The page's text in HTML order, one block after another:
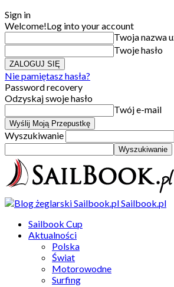
Sign in
Welcome!Log into your account
Twoja nazwa
Twoje hasło
Nie pamiętasz hasła?
Password recovery
Odzyskaj swoje hasło
Twój e-mail
Wyszukiwanie
Sailbook.pl
Sailbook Cup
Aktualności
Polska
Świat
Motorowodne
Surfing